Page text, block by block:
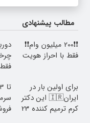
مطالب پیشنهادی
❗❗200 میلیون وام❗❗
فقط با احراز هویت
برای اولین بار در
ایران🇮🇷 این دکتر
کرم ترمیم کننده 23